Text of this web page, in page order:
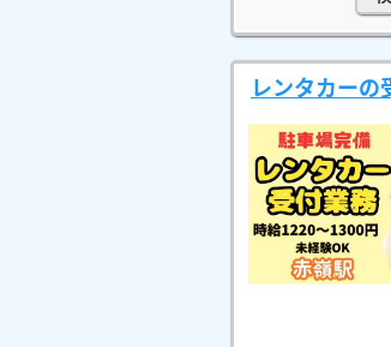
レンタカーの